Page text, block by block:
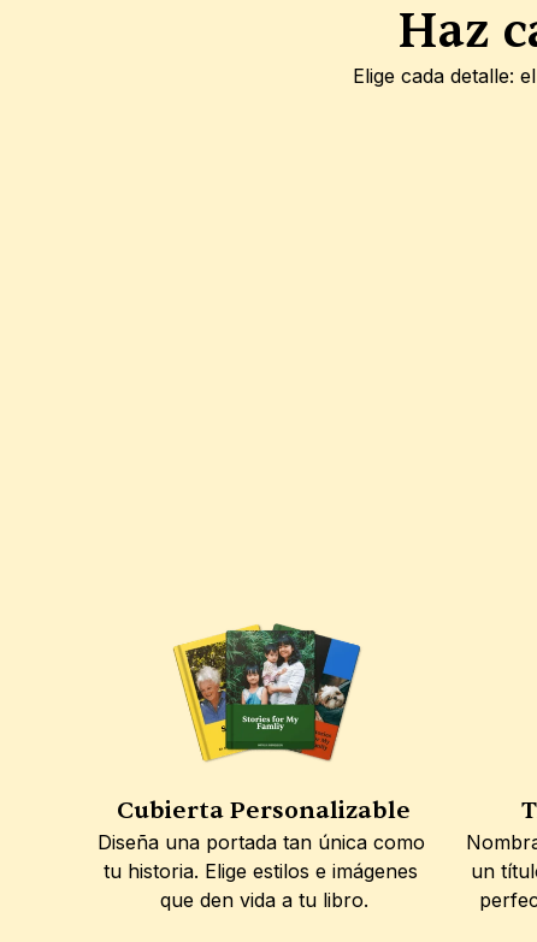
Haz
Elige cada detalle:
Cubierta Personalizable
Diseña una portada tan única como
tu historia. Elige estilos e imágenes
que den vida a tu libro.
un